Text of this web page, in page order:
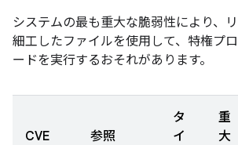
システムの最も重大な脆弱性により、
細工したファイルを使用して、特権プ
ードを実行するおそれがあります。
CVE 参照
タ
イ
重
大